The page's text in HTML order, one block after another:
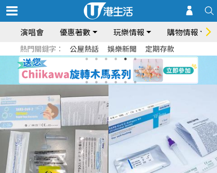
演唱會 優惠著數 玩樂情報 購物情報
熱門關鍵字： 公屋熱話 娛樂新聞 定期存款